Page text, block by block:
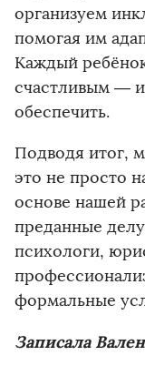
организуем
помогая им
Каждый
счастливым —
обеспечить.
Подводя итог,
это не просто
основе нашей
преданные
психологи,
формальные
Записала